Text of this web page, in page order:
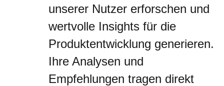
unserer Nutzer erforschen und
wertvolle Insights für die
Produktentwicklung generieren.
Ihre Analysen und
Empfehlungen tragen direkt